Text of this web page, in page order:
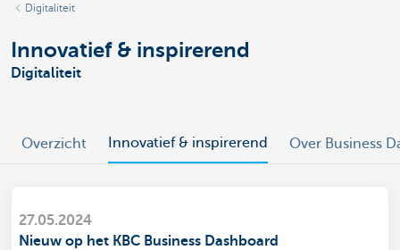
Digitaliteit
Innovatief & inspirerend
Digitaliteit
Overzicht Innovatief & inspirerend Over Business
27.05.2024
Nieuw op het KBC Business Dashboard